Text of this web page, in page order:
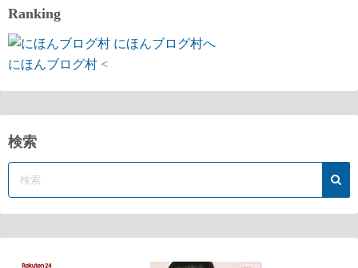
Ranking
にほんブログ村 <
検索